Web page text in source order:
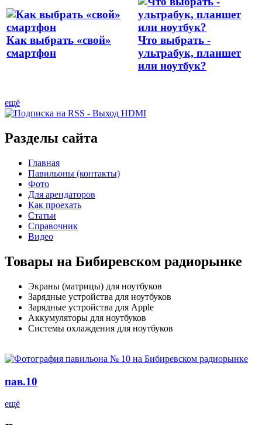
Как выбрать «свой»
смартфон
Что выбрать -
ультрабук, планшет
или ноутбук?
ещё
Разделы сайта
Главная
Павильоны (контакты)
Фото
Для арендаторов
Как проехать
Статьи
Справочник
Видео
Товары на Бибиревском радиорынке
Экраны (матрицы) для ноутбуков
Зарядные устройства для ноутбуков
Зарядные устройства для Apple
Аккумуляторы для ноутбуков
Системы охлаждения для ноутбуков
пав.10
ещё